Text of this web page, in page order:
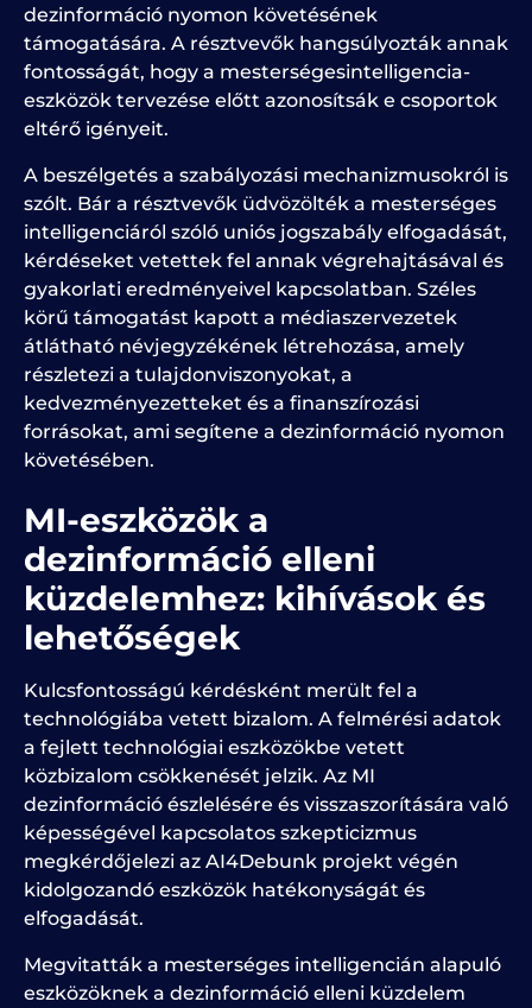
dezinformáció nyomon követésének
támogatására. A résztvevők hangsúlyozták annak
fontosságát, hogy a mesterségesintelligencia-
eszközök tervezése előtt azonosítsák e csoportok
eltérő igényeit.
A beszélgetés a szabályozási mechanizmusokról is
szólt. Bár a résztvevők üdvözölték a mesterséges
intelligenciáról szóló uniós jogszabály elfogadását,
kérdéseket vetettek fel annak végrehajtásával és
gyakorlati eredményeivel kapcsolatban. Széles
körű támogatást kapott a médiaszervezetek
átlátható névjegyzékének létrehozása, amely
részletezi a tulajdonviszonyokat, a
kedvezményezetteket és a finanszírozási
forrásokat, ami segítene a dezinformáció nyomon
követésében.
MI-eszközök a
dezinformáció elleni
küzdelemhez: kihívások és
lehetőségek
Kulcsfontosságú kérdésként merült fel a
technológiába vetett bizalom. A felmérési adatok
a fejlett technológiai eszközökbe vetett
közbizalom csökkenését jelzik. Az MI
dezinformáció észlelésére és visszaszorítására való
képességével kapcsolatos szkepticizmus
megkérdőjelezi az AI4Debunk projekt végén
kidolgozandó eszközök hatékonyságát és
elfogadását.
Megvitatták a mesterséges intelligencián alapuló
eszközöknek a dezinformáció elleni küzdelem